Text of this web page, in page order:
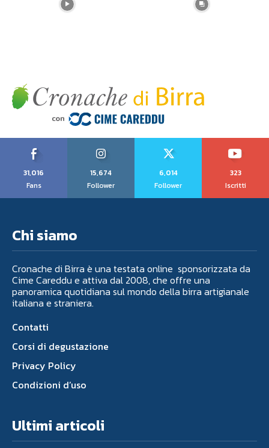
31,016
Fans
15,674
Follower
6,014
Follower
323
Iscritti
Chi siamo
Cronache di Birra è una testata online sponsorizzata da
Cime Careddu e attiva dal 2008, che offre una
panoramica quotidiana sul mondo della birra artigianale
italiana e straniera.
Contatti
Corsi di degustazione
Privacy Policy
Condizioni d’uso
Ultimi articoli